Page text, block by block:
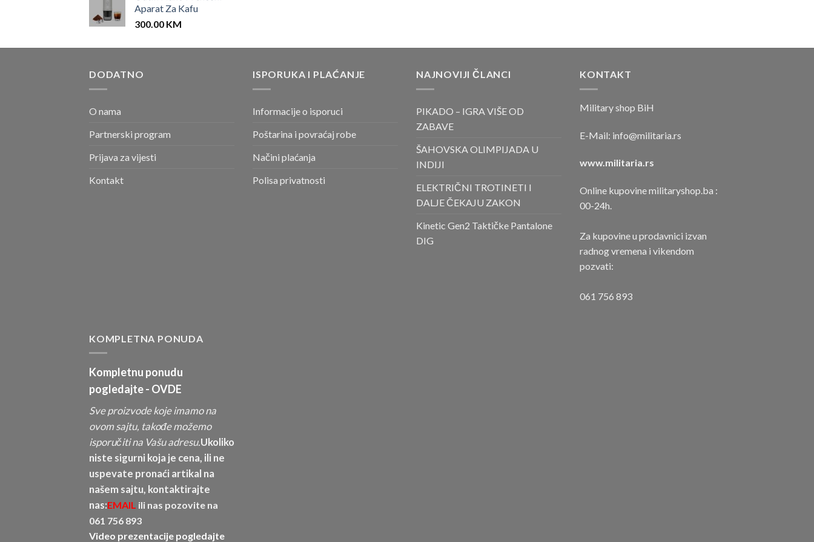
Aparat Za Kafu
300.00 KM
DODATNO
O nama
Partnerski program
Prijava za vijesti
Kontakt
ISPORUKA I PLAĆANJE
Informacije o isporuci
Poštarina i povraćaj robe
Načini plaćanja
Polisa privatnosti
NAJNOVIJI ČLANCI
PIKADO – IGRA VIŠE OD
ZABAVE
ŠAHOVSKA OLIMPIJADA U
INDIJI
ELEKTRIČNI TROTINETI I
DALJE ČEKAJU ZAKON
Kinetic Gen2 Taktičke Pantalone
DIG
KONTAKT
Military shop BiH
E-Mail: info@militaria.rs
www.militaria.rs
Online kupovine militaryshop.ba :
00-24h.
Za kupovine u prodavnici izvan
radnog vremena i vikendom
pozvati:
061 756 893
KOMPLETNA PONUDA
Kompletnu ponudu
pogledajte - OVDE
Sve proizvode koje imamo na
ovom sajtu, takođe možemo
isporučiti na Vašu adresu.Ukoliko
niste sigurni koja je cena, ili ne
uspevate pronaći artikal na
našem sajtu, kontaktirajte
nas:EMAIL ili nas pozovite na
061 756 893
Video prezentacije pogledajte